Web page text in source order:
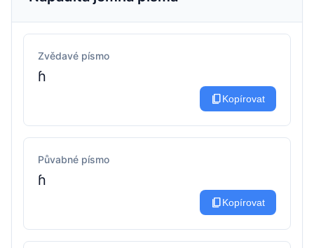
Zvědavé písmo
ɦ
content_copyKopírovat
Půvabné písmo
ɦ
content_copyKopírovat